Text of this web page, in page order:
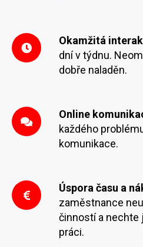
Okamžitá
dní v týdnu.
dobře naladěn.
Online
každého
komunikace.
Úspora času a
zaměstnance
činností a nechte
práci.